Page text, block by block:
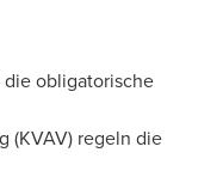
obligatorische
(KVAV) regeln die